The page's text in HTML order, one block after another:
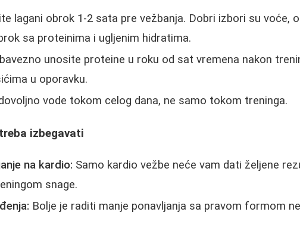
lagani obrok 1-2 sata pre vežbanja. Dobri izbori su voće,
sa proteinima i ugljenim hidratima.
unosite proteine u roku od sat vremena nakon
u oporavku.
vode tokom celog dana, ne samo tokom treninga.
izbegavati
na kardio: Samo kardio vežbe neće vam dati željene
snage.
Bolje je raditi manje ponavljanja sa pravom formom